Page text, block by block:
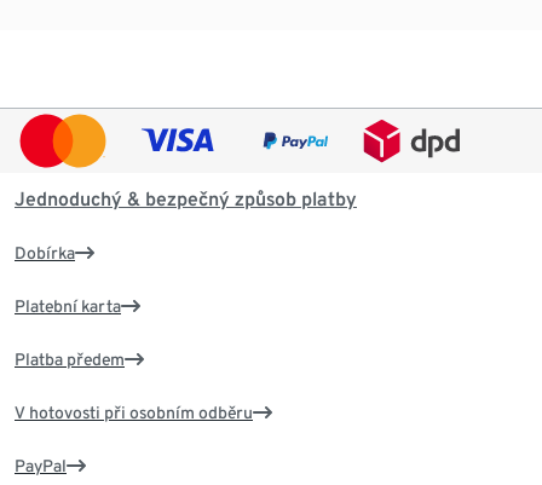
Jednoduchý & bezpečný způsob platby
Dobírka
Platební karta
Platba předem
V hotovosti při osobním odběru
PayPal